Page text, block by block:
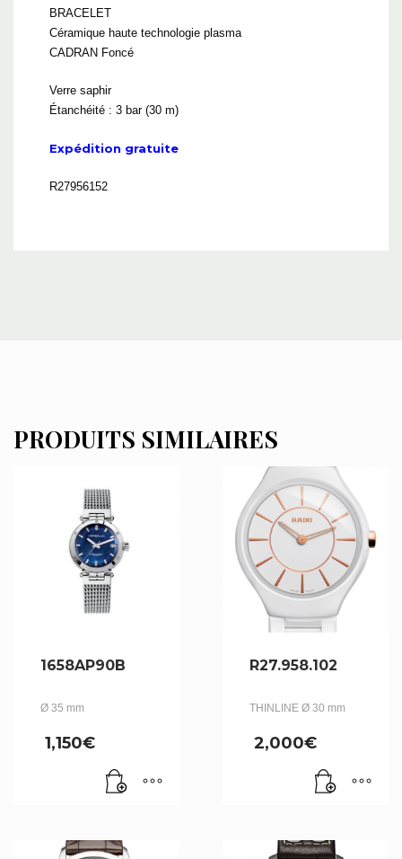
BRACELET
Céramique haute technologie plasma
CADRAN Foncé
Verre saphir
Étanchéité : 3 bar (30 m)
Expédition gratuite
R27956152
PRODUITS SIMILAIRES
1658AP90B
Ø 35 mm
1,150€
R27.958.102
THINLINE Ø 30 mm
2,000€